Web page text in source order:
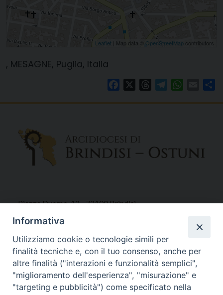
Leaflet | Map data © OpenStreetMap contributors
, MESAGNE, Puglia, Italia
FacebookThreadsTelegram Email
Piazza Duomo, 12 - 72100 Brindisi
Tel 0831.521958
Fax 0831.528315
Orari Curia
Mar. / Mer. / Giov. ore 9 - 13
Informativa
Utilizziamo cookie o tecnologie simili per
finalità tecniche e, con il tuo consenso, anche per
altre finalità ("interazioni e funzionalità semplici",
"miglioramento dell'esperienza", "misurazione" e
"targeting e pubblicità") come specificato nella